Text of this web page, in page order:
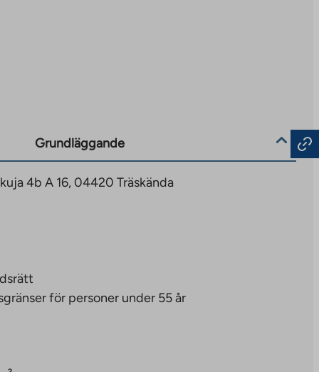
Grundläggande
4b A 16, 04420 Träskända
för personer under 55 år